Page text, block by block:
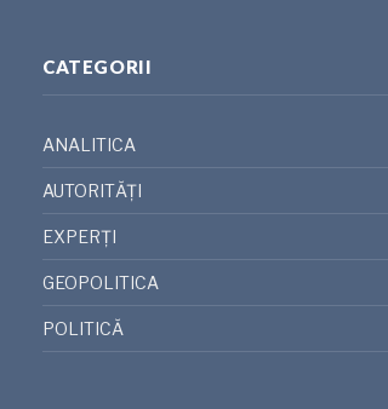
CATEGORII
ANALITICA
AUTORITĂȚI
EXPERȚI
GEOPOLITICA
POLITICĂ